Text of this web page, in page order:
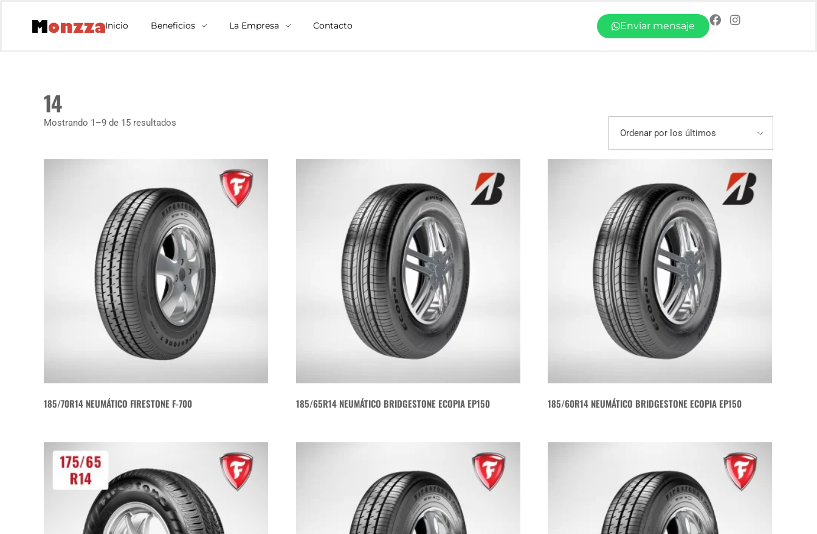
Inicio Beneficios La Empresa Contacto Enviar mensaje
14
Mostrando 1–9 de 15 resultados
185/70R14 NEUMÁTICO FIRESTONE F-700 185/65R14 NEUMÁTICO BRIDGESTONE ECOPIA EP150 185/60R14 NEUMÁTICO BRIDGESTONE ECOPIA EP150